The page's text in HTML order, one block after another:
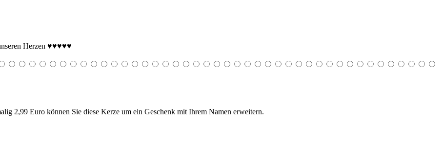
Herzen ♥️♥️♥️♥️♥️
2,99 Euro können Sie diese Kerze um ein Geschenk mit Ihrem Namen erweitern.